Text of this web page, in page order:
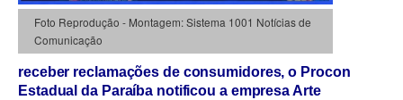
Foto Reprodução - Montagem: Sistema 1001 Notícias de
Comunicação
receber reclamações de consumidores, o Procon
Estadual da Paraíba notificou a empresa Arte